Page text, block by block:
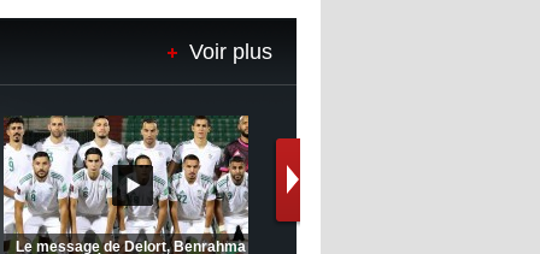
Real : Les dirigeants veulent le
départ d'Hazard cet hiver
Voir plus
Le message de Delort, Benrahma